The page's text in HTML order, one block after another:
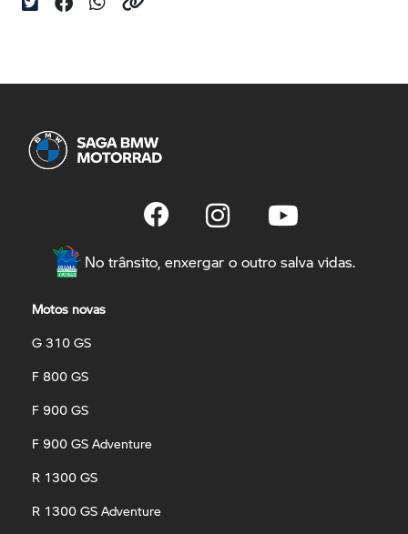
No trânsito, enxergar o outro salva vidas.
Motos novas
G 310 GS
F 800 GS
F 900 GS
F 900 GS Adventure
R 1300 GS
R 1300 GS Adventure